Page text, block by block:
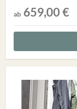
ab 659,00 €